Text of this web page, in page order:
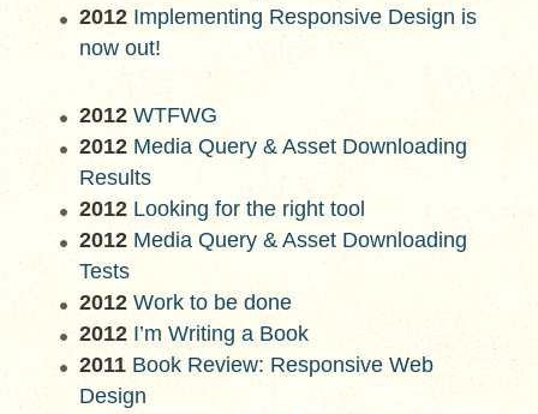
2012 Implementing Responsive Design is
now out!
2012 WTFWG
2012 Media Query & Asset Downloading
Results
2012 Looking for the right tool
2012 Media Query & Asset Downloading
Tests
2012 Work to be done
2012 I’m Writing a Book
2011 Book Review: Responsive Web
Design